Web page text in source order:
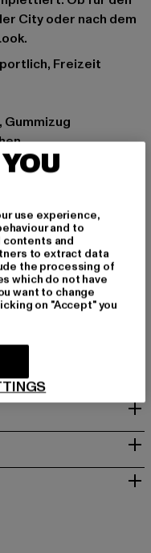
City oder nach dem
Freizeit
Polyester
use experience,
and to
and
to extract data
the processing of
which do not have
want to change
on "Accept" you